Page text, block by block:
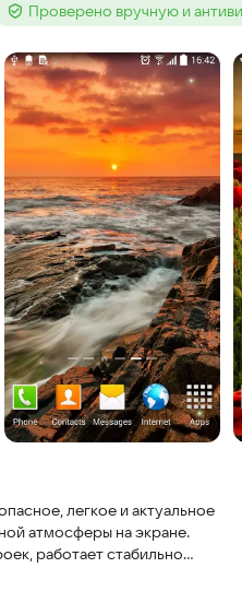
Тег :Проверено вручную и
легкое и актуальное
атмосферы на экране.
работает стабильно
живые обои с эффектом